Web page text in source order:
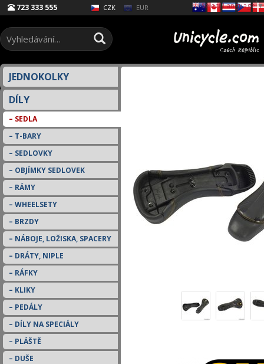
723 333 555 CZK EUR
JEDNOKOLKY
DÍLY
SEDLA
T-BARY
SEDLOVKY
OBJÍMKY SEDLOVEK
RÁMY
WHEELSETY
BRZDY
NÁBOJE, LOŽISKA, SPACERY
DRÁTY, NIPLE
RÁFKY
KLIKY
PEDÁLY
DÍLY NA SPECIÁLY
PLÁŠTĚ
DUŠE
Select Language▼